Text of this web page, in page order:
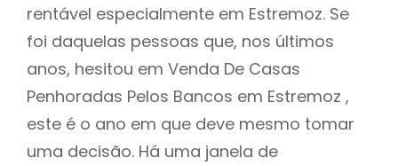
rentável especialmente em Estremoz. Se
foi daquelas pessoas que, nos últimos
anos, hesitou em Venda De Casas
Penhoradas Pelos Bancos em Estremoz ,
este é o ano em que deve mesmo tomar
uma decisão. Há uma janela de